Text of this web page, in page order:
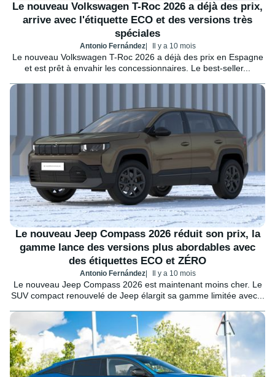
Le nouveau Volkswagen T-Roc 2026 a déjà des prix,
arrive avec l'étiquette ECO et des versions très
spéciales
Antonio Fernández Il y a 10 mois
Le nouveau Volkswagen T-Roc 2026 a déjà des prix en Espagne
et est prêt à envahir les concessionnaires. Le best-seller...
Le nouveau Jeep Compass 2026 réduit son prix, la
gamme lance des versions plus abordables avec
des étiquettes ECO et ZÉRO
Antonio Fernández Il y a 10 mois
Le nouveau Jeep Compass 2026 est maintenant moins cher. Le
SUV compact renouvelé de Jeep élargit sa gamme limitée avec...